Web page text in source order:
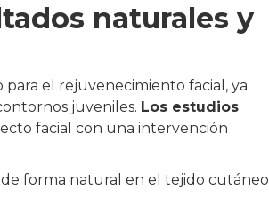
naturales y
el rejuvenecimiento facial, ya
juveniles. Los estudios
facial con una intervención
forma natural en el tejido cutáneo